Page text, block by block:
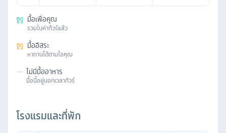
มื้อเพื่อคุณ
รวมในค่าทัวร์แล้ว
มื้ออิสระ
หาทานได้ตามใจคุณ
— ไม่มีมื้ออาหาร
มื้อนี้อยู่นอกเวลาทัวร์
โรงแรมและที่พัก